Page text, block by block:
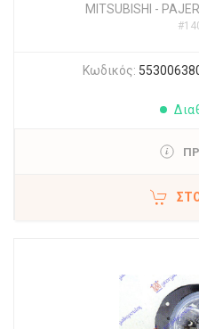
MITSUBISHI -
Κωδικός: